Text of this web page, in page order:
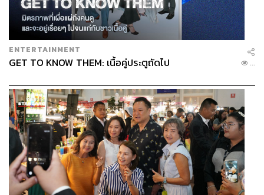
ENTERTAINMENT
GET TO KNOW THEM: เนื้อคู่ประตูถัดไป ...